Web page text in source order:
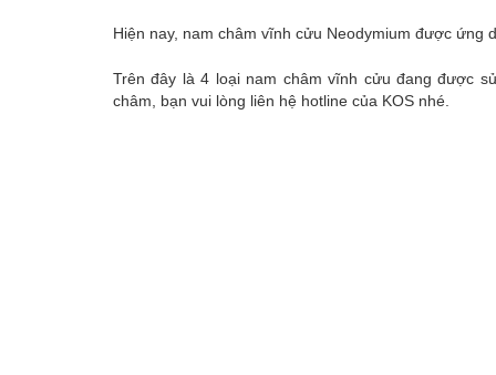
Hiện nay, nam châm vĩnh cửu Neodymium được ứng
Trên đây là 4 loại nam châm vĩnh cửu đang được
châm, bạn vui lòng liên hệ hotline của KOS nhé.